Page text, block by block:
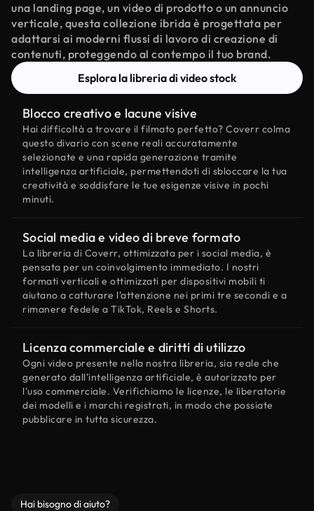
una landing page, un video di prodotto o un annuncio
verticale, questa collezione ibrida è progettata per
adattarsi ai moderni flussi di lavoro di creazione di
contenuti, proteggendo al contempo il tuo brand.
Esplora la libreria di video stock
Blocco creativo e lacune visive
Hai difficoltà a trovare il filmato perfetto? Coverr colma
questo divario con scene reali accuratamente
selezionate e una rapida generazione tramite
intelligenza artificiale, permettendoti di sbloccare la tua
creatività e soddisfare le tue esigenze visive in pochi
minuti.
Social media e video di breve formato
La libreria di Coverr, ottimizzata per i social media, è
pensata per un coinvolgimento immediato. I nostri
formati verticali e ottimizzati per dispositivi mobili ti
aiutano a catturare l'attenzione nei primi tre secondi e a
rimanere fedele a TikTok, Reels e Shorts.
Licenza commerciale e diritti di utilizzo
Ogni video presente nella nostra libreria, sia reale che
generato dall'intelligenza artificiale, è autorizzato per
l'uso commerciale. Verifichiamo le licenze, le liberatorie
dei modelli e i marchi registrati, in modo che possiate
pubblicare in tutta sicurezza.
Hai bisogno di aiuto?